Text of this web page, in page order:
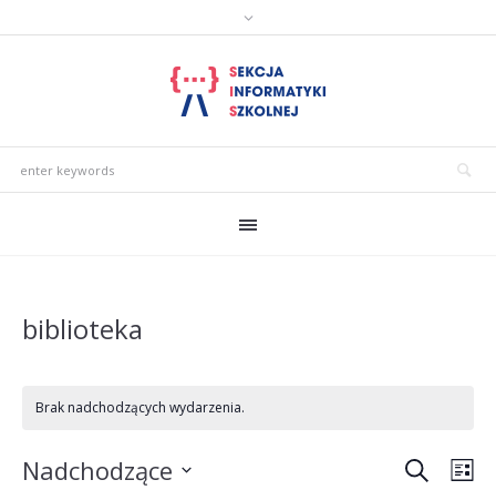
biblioteka
Brak nadchodzących wydarzenia.
SZUKAJ
Nadchodzące